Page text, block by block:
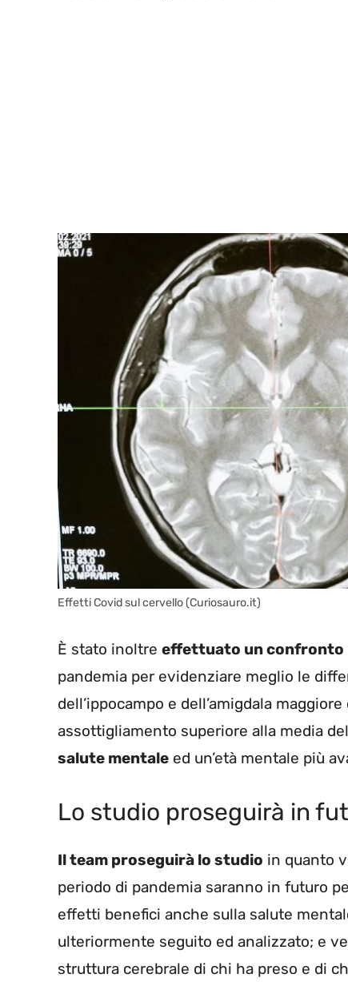
Effetti Covid sul cervello (Curiosauro.it)
È stato inoltre effettuato un confronto
pandemia per evidenziare meglio le
dell’ippocampo e dell’amigdala
assottigliamento superiore alla media
salute mentale ed un’età mentale più
Lo studio proseguirà in
Il team proseguirà lo studio in quanto
periodo di pandemia saranno in futuro
effetti benefici anche sulla salute
ulteriormente seguito ed analizzato; e
struttura cerebrale di chi ha preso e di